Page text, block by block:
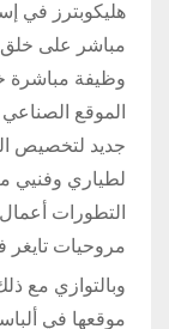
هليكوبترز في
وظيفة مباشرة
الموقع
جديد لتخصيص
التطورات
مروحيات
وبالتوازي مع
موقعها في